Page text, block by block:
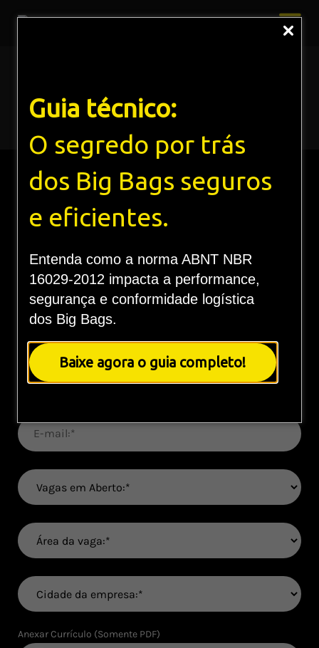
Guia técnico:
O segredo por trás
dos Big Bags seguros
e eficientes.
Entenda como a norma ABNT NBR
16029-2012 impacta a performance,
segurança e conformidade logística
dos Big Bags.
Baixe agora o guia completo!
Home Trabalhe Conosco
Trabalhe Conosco
Anexar Currículo (Somente PDF)